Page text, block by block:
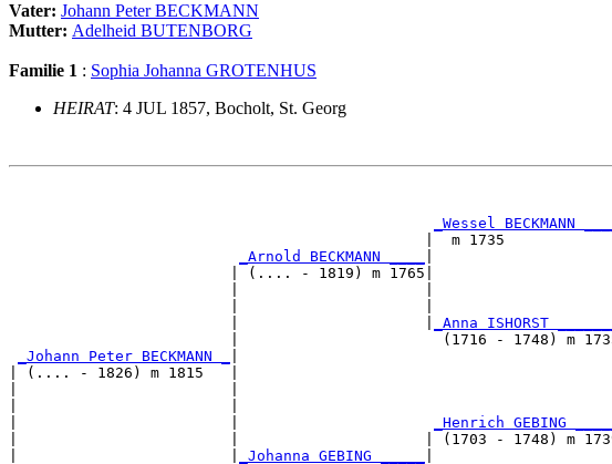
Vater: Johann Peter BECKMANN
Mutter: Adelheid BUTENBORG
Familie 1 : Sophia Johanna GROTENHUS
HEIRAT: 4 JUL 1857, Bocholt, St. Georg
_Wessel BECKMANN ____
_Arnold BECKMANN ____
                         | (.... - 1819) m 1765|
_Anna ISHORST _______
|                       (1716 -
_Johann Peter BECKMANN _
| (.... - 1826) m 1815   |
_Henrich GEBING _____
|                        |                     |
_Johanna GEBING _____